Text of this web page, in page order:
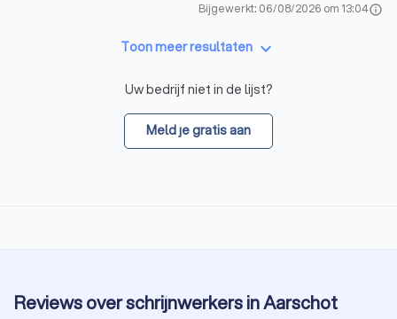
Bijgewerkt: 06/08/2026 om 13:04info
Toon meer resultaten keyboard_arrow_down
Uw bedrijf niet in de lijst?
Meld je gratis aan
Reviews over schrijnwerkers in Aarschot